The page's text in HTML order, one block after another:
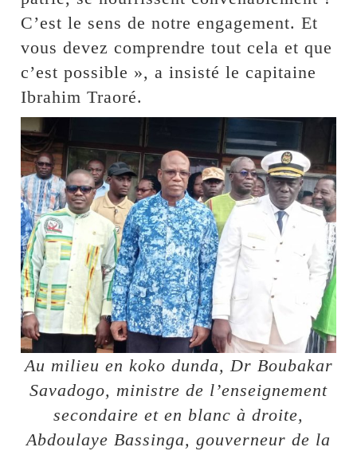
C’est le sens de notre engagement. Et
vous devez comprendre tout cela et que
c’est possible », a insisté le capitaine
Ibrahim Traoré.
Au milieu en koko dunda, Dr Boubakar
Savadogo, ministre de l’enseignement
secondaire et en blanc à droite,
Abdoulaye Bassinga, gouverneur de la